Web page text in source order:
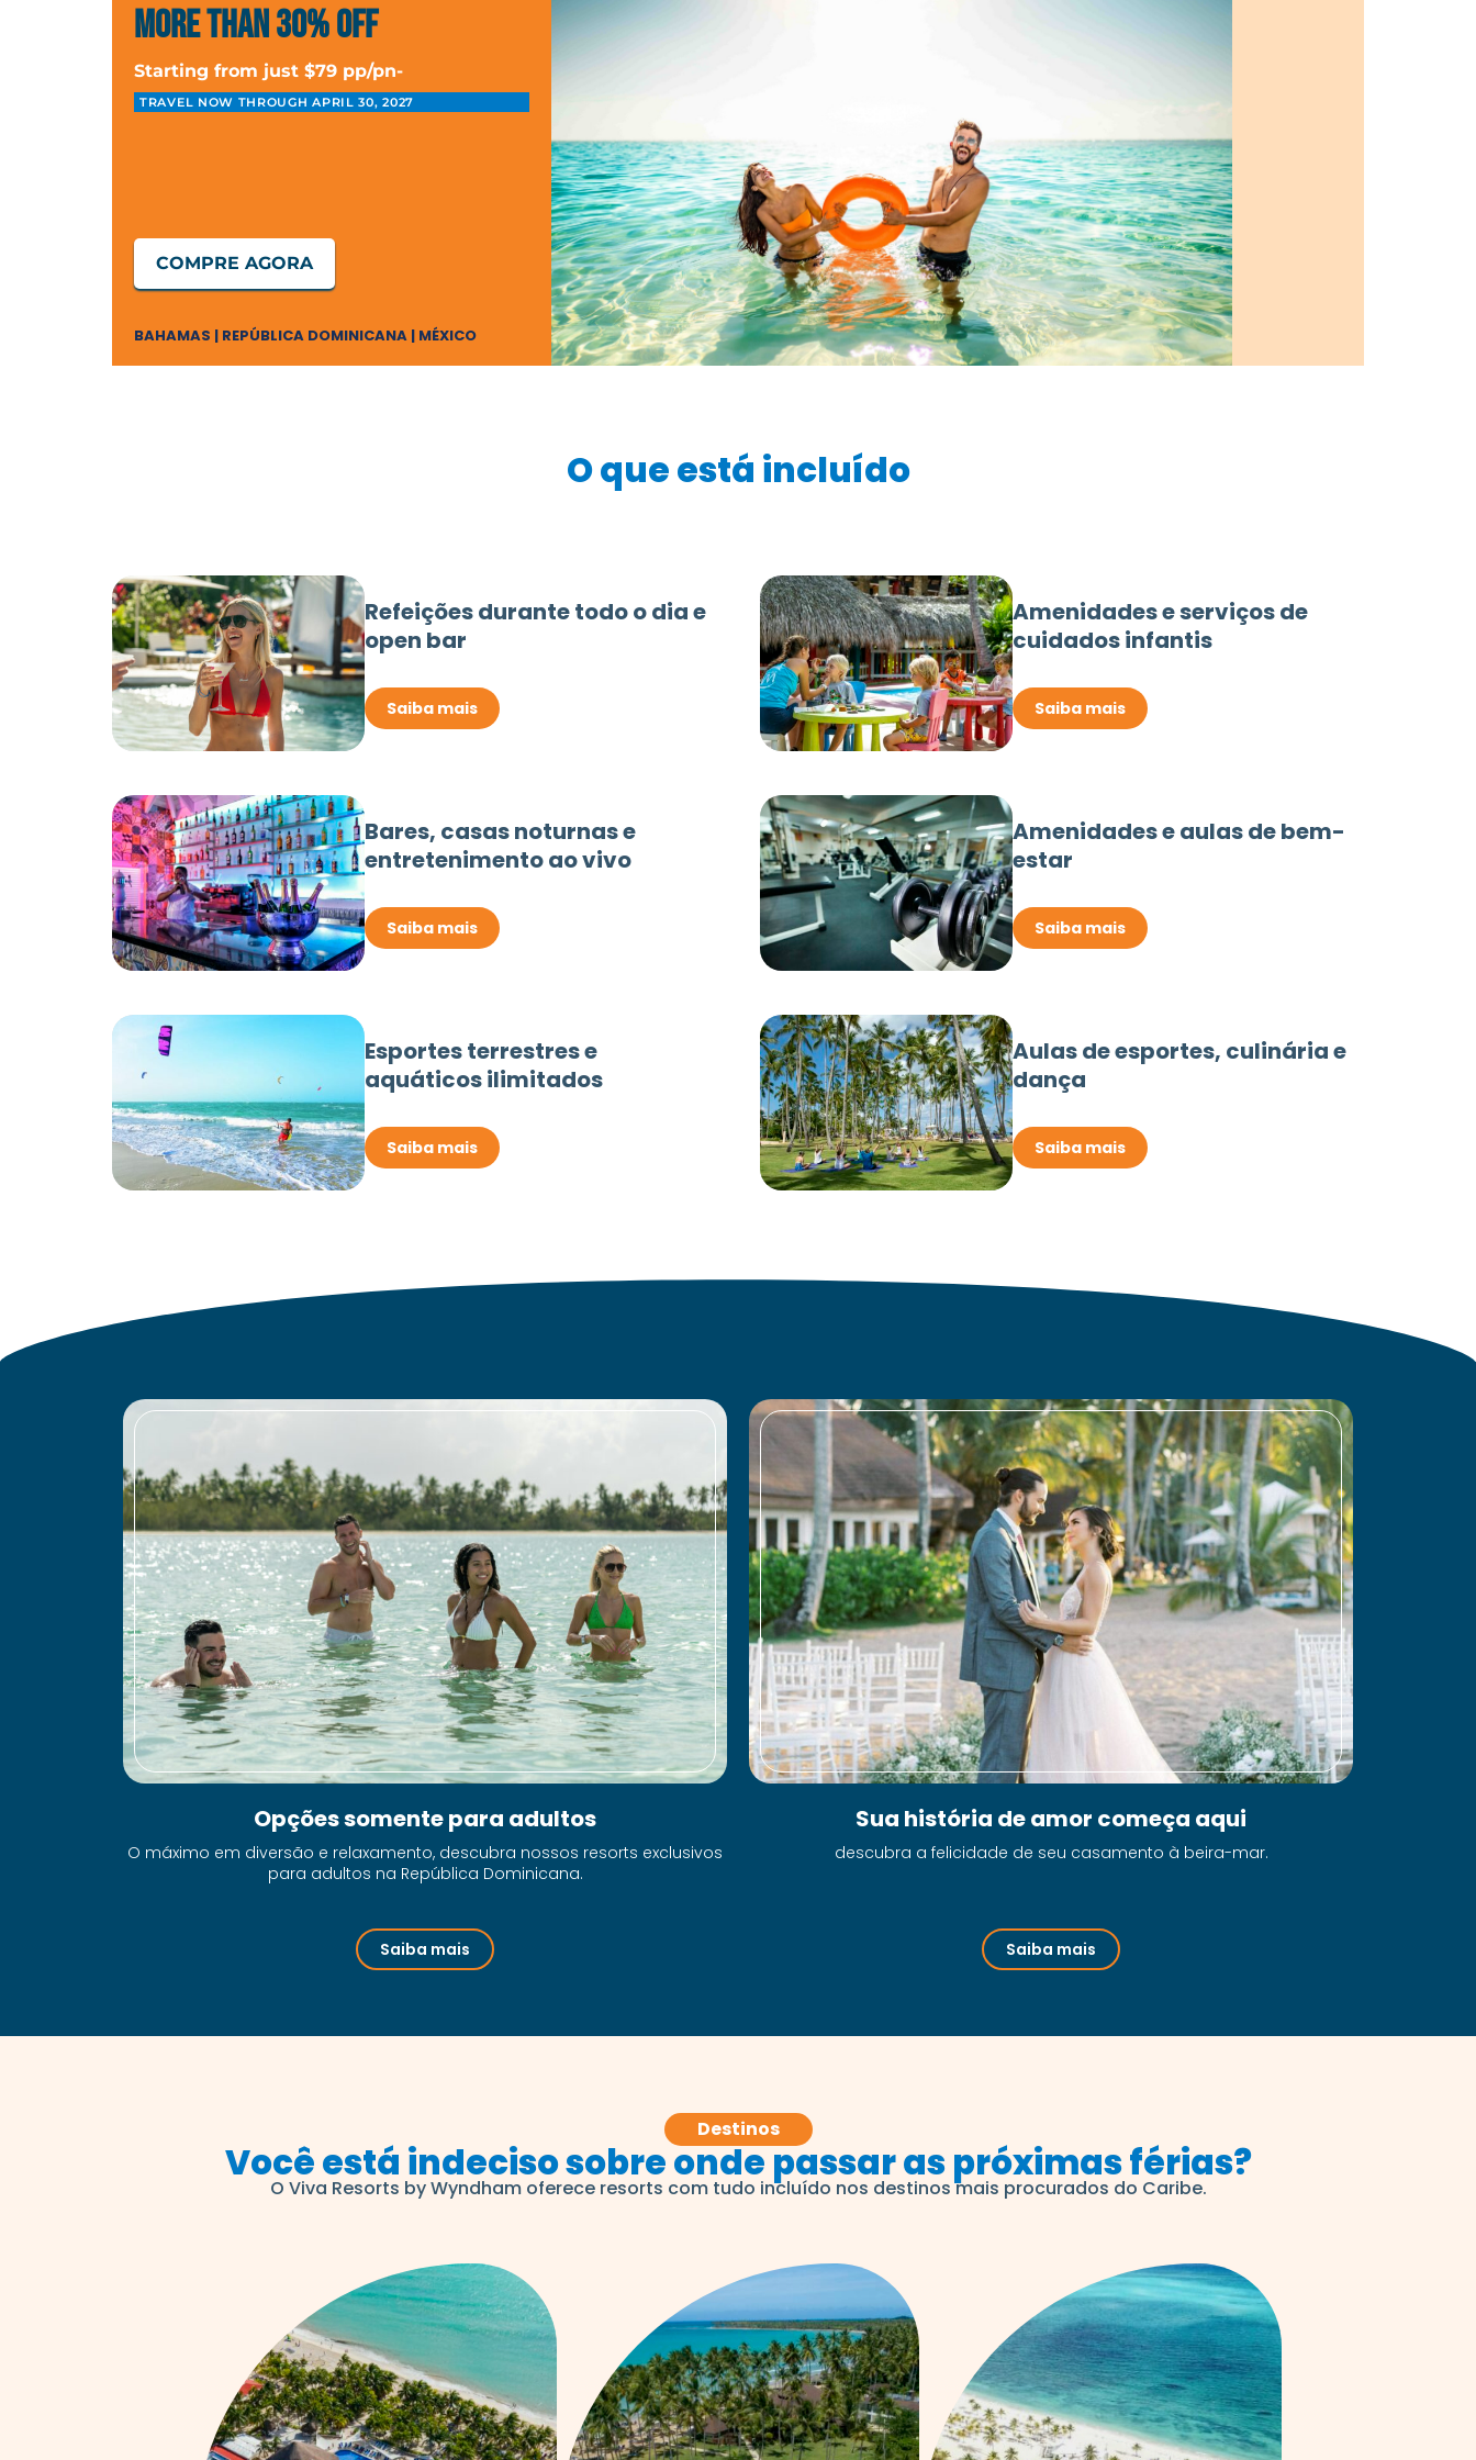
more than 30% off
Starting from just $79 pp/pn-
TRAVEL NOW THROUGH APRIL 30, 2027
BAHAMAS | REPÚBLICA DOMINICANA | MÉXICO
COMPRE AGORA
O que está incluído
Refeições durante todo o dia e
open bar
Saiba mais
Amenidades e serviços de
cuidados infantis
Saiba mais
Bares, casas noturnas e
entretenimento ao vivo
Saiba mais
Amenidades e aulas de bem-
estar
Saiba mais
Esportes terrestres e
aquáticos ilimitados
Saiba mais
Aulas de esportes, culinária e
dança
Saiba mais
Opções somente para adultos
O máximo em diversão e relaxamento, descubra nossos resorts exclusivos
para adultos na República Dominicana.
Saiba mais
Sua história de amor começa aqui
descubra a felicidade de seu casamento à beira-mar.
Saiba mais
Destinos
Você está indeciso sobre onde passar as próximas férias?
O Viva Resorts by Wyndham oferece resorts com tudo incluído nos destinos mais procurados do Caribe.